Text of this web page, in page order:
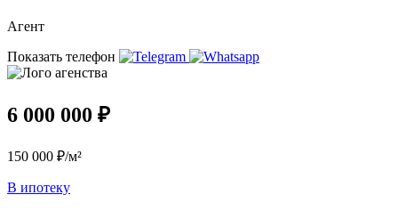
Агент
Показать телефон
6 000 000 ₽
150 000 ₽/м²
В ипотеку